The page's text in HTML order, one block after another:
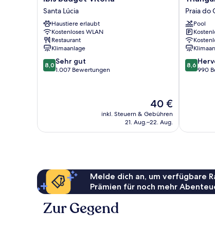
budget
Vitoria
Santa
Lúcia
Santa Lúcia
Haustiere erlaubt
Kostenloses WLAN
Restaurant
Klimaanlage
8.0
von
8,0 Sehr gut
1.007 Bewertungen
Der
Preis
beträgt
40 €
inkl. Steuern & Gebühren
21. Aug.–22. Aug.
Apart
Hotel
Praia
do
Canto
Praia do
Pool
8.6
von
8,6
990
Melde dich an, um verfügbare
Prämien für noch mehr
Zur Gegend